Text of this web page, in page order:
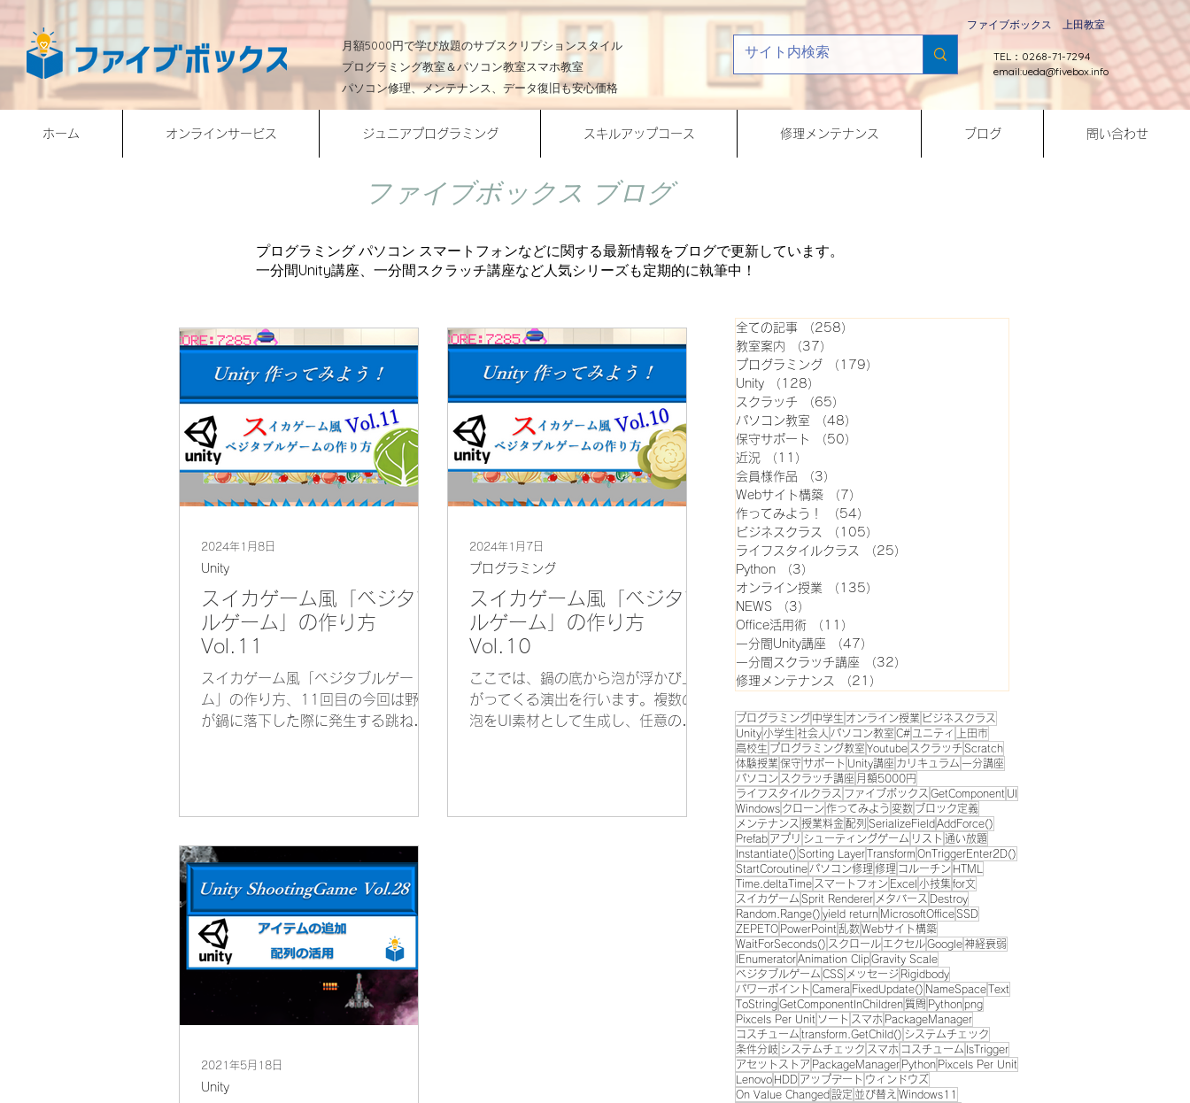
​月額5000円で学び放題のサブスクリプションスタイル
プログラミング教室＆パソコン教室スマホ教室
パソコン修理、メンテナンス、データ復旧も安心価格
TEL：0268-71-7294
email:ueda@fivebox.info
ファイブボックス 上田教室
ホーム オンラインサービス ジュニアプログラミング スキルアップコース 修理メンテナンス ブログ 問い合わせ
ファイブボックス ブログ
プログラミング パソコン スマートフォンなどに関する最新情報をブログで更新しています。
​一分間Unity講座、一分間スクラッチ講座など人気シリーズも定期的に執筆中！
スイカゲーム風「ベジタブ
ルゲーム」の作り方
Vol.11
スイカゲーム風「ベジタブルゲー
ム」の作り方、11回目の今回は野菜
が鍋に落下した際に発生する跳ね返
Unity
2024年1月8日
スイカゲーム風「ベジタブ
ルゲーム」の作り方
Vol.10
ここでは、鍋の底から泡が浮かび上
がってくる演出を行います。複数の
泡をUI素材として生成し、任意のパ
プログラミング
2024年1月7日
Unity
2021年5月18日
全ての記事 （258）
教室案内
（37）
プログラミング
（179）
Unity
（128）
スクラッチ
（65）
パソコン教室
（48）
保守サポート
（50）
近況
（11）
会員様作品
（3）
Webサイト構築
（7）
作ってみよう！
（54）
ビジネスクラス
（105）
ライフスタイルクラス
（25）
Python
（3）
オンライン授業
（135）
NEWS
（3）
Office活用術
（11）
一分間Unity講座
（47）
一分間スクラッチ講座
（32）
修理メンテナンス
（21）
プログラミング 中学生 オンライン授業 ビジネスクラス
Unity小学生 社会人 パソコン教室 C# ユニティ
上田市
高校生 プログラミング教室 Youtube スクラッチ Scratch
体験授業 保守 サポート Unity講座 カリキュラム 一分講座
パソコン スクラッチ講座 月額5000円
ライフスタイルクラス ファイブボックス GetComponent UI
Windows クローン作ってみよう 変数 ブロック定義
メンテナンス 授業料金 配列 SerializeField AddForce()
Prefab アプリ シューティングゲーム リスト 通い放題
Instantiate() Sorting LayerTransform OnTriggerEnter2D()
StartCoroutine パソコン修理 修理 コルーチン HTML
Time.deltaTime スマートフォン Excel 小技集 for文
スイカゲーム Sprit Renderer メタバース Destroy
Random.Range() yield return MicrosoftOfficeSSD
ZEPETO PowerPoint 乱数Webサイト構築
WaitForSeconds() スクロール エクセルGoogle 神経衰弱
IEnumeratorAnimation ClipGravity Scale
ベジタブルゲーム CSS メッセージ Rigidbody
パワーポイント Camera FixedUpdate() NameSpaceText
ToStringGetComponentInChildren質問 Python png
Pixcels Per Unit ソート スマホ PackageManager
コスチューム transform.GetChild() システムチェック
条件分岐 システムチェック スマホ コスチューム IsTrigger
アセットストア PackageManager Python Pixcels Per Unit
Lenovo HDD アップデート ウィンドウズ
On Value Changed 設定 並び替え Windows11